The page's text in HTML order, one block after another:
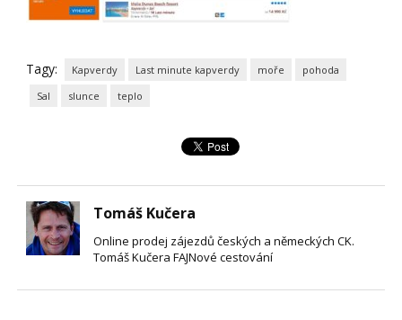
Tagy: Kapverdy Last minute kapverdy moře
pohoda
Sal
slunce teplo
Tomáš Kučera
Online prodej zájezdů českých a německých CK.
Tomáš Kučera FAJNové cestování